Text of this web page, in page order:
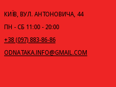
КИЇВ, ВУЛ. АНТОНОВИЧА, 44
ПН - СБ 11:00 - 20:00
+38 (097) 883-86-86
ODNATAKA.INFO@GMAIL.COM